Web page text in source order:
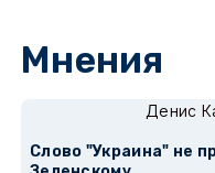
Мнения
Денис
Слово "Украина" не